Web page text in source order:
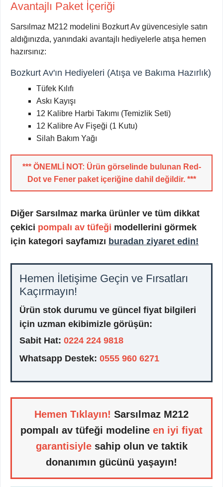
Avantajlı Paket İçeriği
Sarsılmaz M212 modelini Bozkurt Av güvencesiyle satın
aldığınızda, yanındaki avantajlı hediyelerle atışa hemen
hazırsınız:
Bozkurt Av'ın Hediyeleri (Atışa ve Bakıma Hazırlık)
Tüfek Kılıfı
Askı Kayışı
12 Kalibre Harbi Takımı (Temizlik Seti)
12 Kalibre Av Fişeği (1 Kutu)
Silah Bakım Yağı
*** ÖNEMLİ NOT: Ürün görselinde bulunan Red-
Dot ve Fener paket içeriğine dahil değildir. ***
Diğer Sarsılmaz marka ürünler ve tüm dikkat
çekici pompalı av tüfeği modellerini görmek
için kategori sayfamızı buradan ziyaret edin!
Hemen İletişime Geçin ve Fırsatları
Kaçırmayın!
Ürün stok durumu ve güncel fiyat bilgileri
için uzman ekibimizle görüşün:
Sabit Hat: 0224 224 9818
Whatsapp Destek: 0555 960 6271
Hemen Tıklayın! Sarsılmaz M212
pompalı av tüfeği modeline en iyi fiyat
garantisiylesahip olun ve taktik
donanımın gücünü yaşayın!